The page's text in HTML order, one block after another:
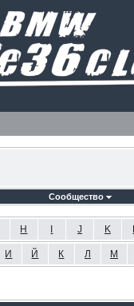
Сообщество
H J K
И Й К Л М